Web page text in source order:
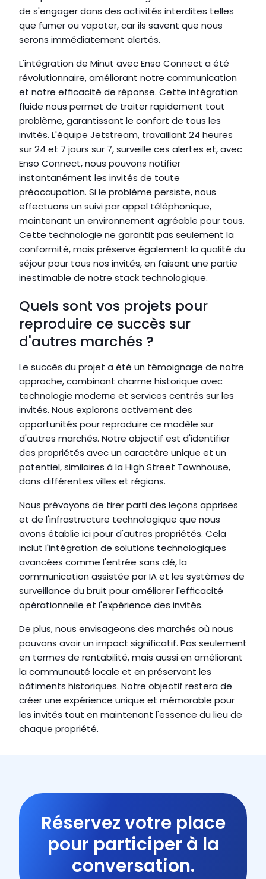
de s'engager dans des activités interdites telles
que fumer ou vapoter, car ils savent que nous
serons immédiatement alertés.
L'intégration de Minut avec Enso Connect a été
révolutionnaire, améliorant notre communication
et notre efficacité de réponse. Cette intégration
fluide nous permet de traiter rapidement tout
problème, garantissant le confort de tous les
invités. L'équipe Jetstream, travaillant 24 heures
sur 24 et 7 jours sur 7, surveille ces alertes et, avec
Enso Connect, nous pouvons notifier
instantanément les invités de toute
préoccupation. Si le problème persiste, nous
effectuons un suivi par appel téléphonique,
maintenant un environnement agréable pour tous.
Cette technologie ne garantit pas seulement la
conformité, mais préserve également la qualité du
séjour pour tous nos invités, en faisant une partie
inestimable de notre stack technologique.
Quels sont vos projets pour
reproduire ce succès sur
d'autres marchés ?
Le succès du projet a été un témoignage de notre
approche, combinant charme historique avec
technologie moderne et services centrés sur les
invités. Nous explorons activement des
opportunités pour reproduire ce modèle sur
d'autres marchés. Notre objectif est d'identifier
des propriétés avec un caractère unique et un
potentiel, similaires à la High Street Townhouse,
dans différentes villes et régions.
Nous prévoyons de tirer parti des leçons apprises
et de l'infrastructure technologique que nous
avons établie ici pour d'autres propriétés. Cela
inclut l'intégration de solutions technologiques
avancées comme l'entrée sans clé, la
communication assistée par IA et les systèmes de
surveillance du bruit pour améliorer l'efficacité
opérationnelle et l'expérience des invités.
De plus, nous envisageons des marchés où nous
pouvons avoir un impact significatif. Pas seulement
en termes de rentabilité, mais aussi en améliorant
la communauté locale et en préservant les
bâtiments historiques. Notre objectif restera de
créer une expérience unique et mémorable pour
les invités tout en maintenant l'essence du lieu de
chaque propriété.
Réservez votre place
pour participer à la
conversation.